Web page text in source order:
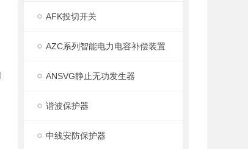
AFK投切开关
AZC系列智能电力电容补偿装置
ANSVG静止无功发生器
谐波保护器
中线安防保护器